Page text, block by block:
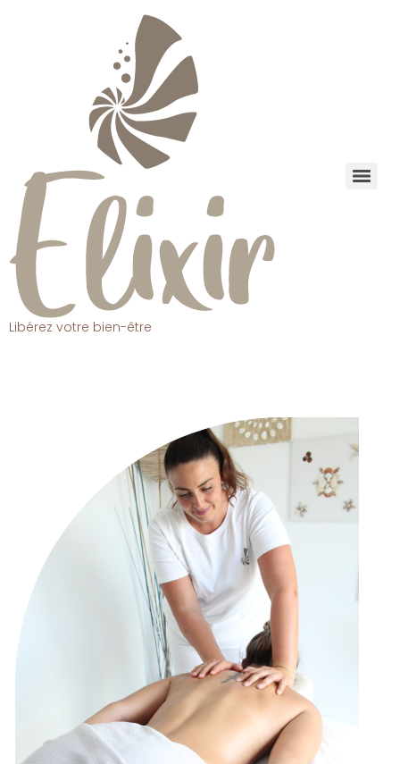
Libérez votre bien-être